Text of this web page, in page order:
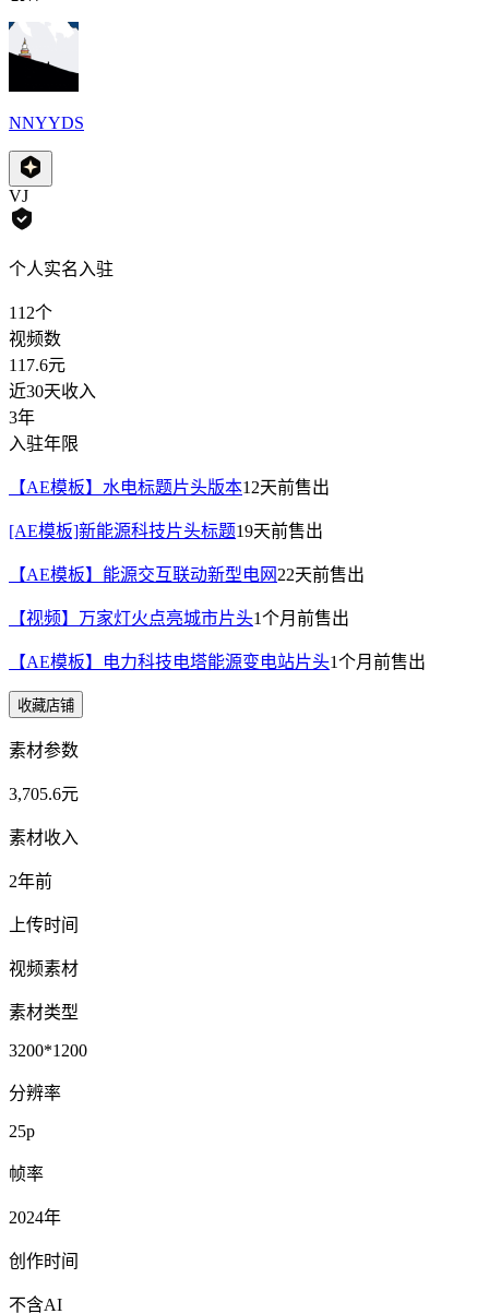
NNYYDS
VJ
个人实名入驻
112个
视频数
117.6元
近30天收入
3年
入驻年限
【AE模板】水电标题片头版本12天前售出
[AE模板]新能源科技片头标题19天前售出
【AE模板】能源交互联动新型电网 22天前售出
【视频】万家灯火点亮城市片头1个月前售出
【AE模板】电力科技电塔能源变电站片头1个月前售出
收藏店铺
素材参数
3,705.6元
素材收入
2年前
上传时间
视频素材
素材类型
3200*1200
分辨率
25p
帧率
2024年
创作时间
不含AI